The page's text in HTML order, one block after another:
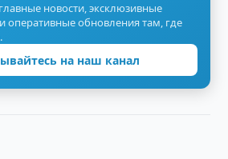
новости, эксклюзивные
оперативные обновления там, где
на наш канал